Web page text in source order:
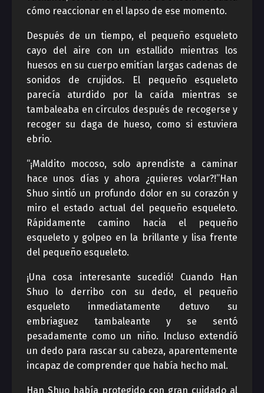
cómo reaccionar en el lapso de ese momento.
Después de un tiempo, el pequeño esqueleto
cayo del aire con un estallido mientras los
huesos en su cuerpo emitían largas cadenas de
sonidos de crujidos. El pequeño esqueleto
parecía aturdido por la caída mientras se
tambaleaba en círculos después de recogerse y
recoger su daga de hueso, como si estuviera
ebrio.
“¡Maldito mocoso, solo aprendiste a caminar
hace unos días y ahora ¿quieres volar?!”Han
Shuo sintió un profundo dolor en su corazón y
miro el estado actual del pequeño esqueleto.
Rápidamente camino hacia el pequeño
esqueleto y golpeo en la brillante y lisa frente
del pequeño esqueleto.
¡Una cosa interesante sucedió! Cuando Han
Shuo lo derribo con su dedo, el pequeño
esqueleto inmediatamente detuvo su
embriaguez tambaleante y se sentó
pesadamente como un niño. Incluso extendió
un dedo para rascar su cabeza, aparentemente
incapaz de comprender que había hecho mal.
Han Shuo había protegido con gran cuidado al